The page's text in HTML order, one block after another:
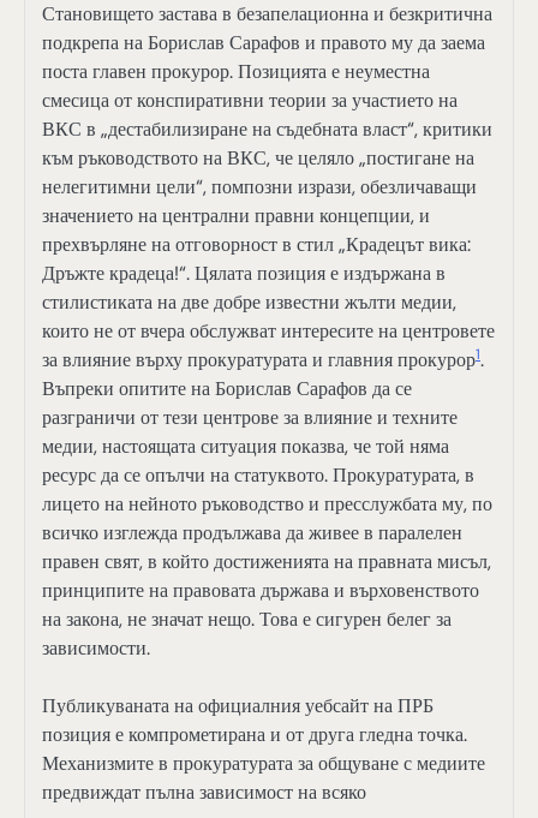
Становището застава в безапелационна и безкритична
подкрепа на Борислав Сарафов и правото му да заема
поста главен прокурор. Позицията е неуместна
смесица от конспиративни теории за участието на
ВКС в „дестабилизиране на съдебната власт“, критики
към ръководството на ВКС, че целяло „постигане на
нелегитимни цели“, помпозни изрази, обезличаващи
значението на централни правни концепции, и
прехвърляне на отговорност в стил „Крадецът вика:
Дръжте крадеца!“. Цялата позиция е издържана в
стилистиката на две добре известни жълти медии,
които не от вчера обслужват интересите на центровете
за влияние върху прокуратурата и главния прокурор1.
Въпреки опитите на Борислав Сарафов да се
разграничи от тези центрове за влияние и техните
медии, настоящата ситуация показва, че той няма
ресурс да се опълчи на статуквото. Прокуратурата, в
лицето на нейното ръководство и пресслужбата му, по
всичко изглежда продължава да живее в паралелен
правен свят, в който достиженията на правната мисъл,
принципите на правовата държава и върховенството
на закона, не значат нещо. Това е сигурен белег за
зависимости.
Публикуваната на официалния уебсайт на ПРБ
позиция е компрометирана и от друга гледна точка.
Механизмите в прокуратурата за общуване с медиите
предвиждат пълна зависимост на всяко